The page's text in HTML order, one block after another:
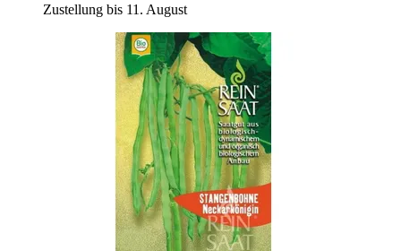
Zustellung bis 11. August